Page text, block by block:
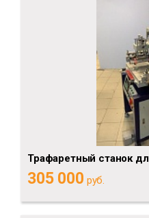
Трафаретный станок
305 000 руб.